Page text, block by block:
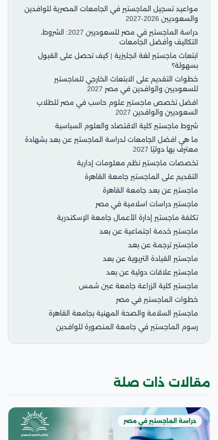
مواعيد تسجيل الماجستير في الجامعات المصرية للوافدين
والسعوديين 2026-2027
دراسة الماجستير في مصر للسعوديين 2027: الشروط،
التكاليف وأفضل الجامعات
ابتعاث ماجستير لغة انجليزية | كيف تحصل على القبول
بسهولة؟
خطوات التقديم على الابتعاث الخارجي للماجستير
للسعوديين والوافدين في مصر 2027
افضل تخصص ماجستير علوم حاسب في مصر للطلاب
السعوديين والوافدين 2027
شروط ماجستير كلية الاقتصاد والعلوم السياسية
ما هي افضل الجامعات لدراسة الماجستير عن بعد بشهادة
معترف بها دوليًا 2027
تخصصات ماجستير نظم معلومات إدارية
التقديم على الماجستير جامعة القاهرة
ماجستير عن بعد جامعة القاهرة
ماجستير دراسات اسلامية في مصر
تكلفة ماجستير إدارة الأعمال جامعة الإسكندرية
ماجستير خدمة اجتماعية عن بعد
ماجستير ترجمة عن بعد
ماجستير القيادة التربوية عن بعد
ماجستير علاقات دولية عن بعد
ماجستير كلية الزراعة جامعة عين شمس
خطوات الماجستير في مصر
ماجستير السلامة والصحة المهنية بجامعة القاهرة
رسوم الماجستير في جامعة المنصورة للوافدين
مقالات ذات صلة
دراسة الماجستير في مصر